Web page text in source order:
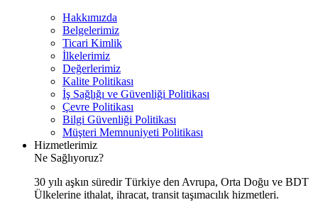
Hakkımızda
Belgelerimiz
Ticari Kimlik
İlkelerimiz
Değerlerimiz
Kalite Politikası
İş Sağlığı ve Güvenliği Politikası
Çevre Politikası
Bilgi Güvenliği Politikası
Müşteri Memnuniyeti Politikası
Hizmetlerimiz
Ne Sağlıyoruz?
30 yılı aşkın süredir Türkiye den Avrupa, Orta Doğu ve BDT
Ülkelerine ithalat, ihracat, transit taşımacılık hizmetleri.